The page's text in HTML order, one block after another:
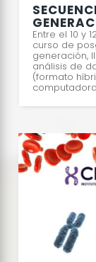
Entre el 10 y
curso de
generación,
análisis de
(formato